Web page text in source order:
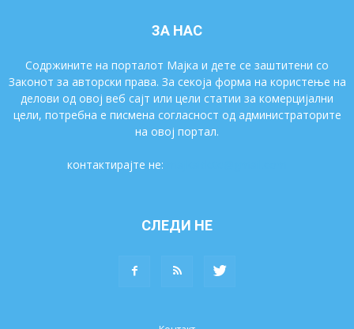
ЗА НАС
Содржините на порталот Мајка и дете се заштитени со
Законот за авторски права. За секоја форма на користење на
делови од овој веб сајт или цели статии за комерцијални
цели, потребна е писмена согласност од администраторите
на овој портал.
контактирајте не:
СЛЕДИ НЕ